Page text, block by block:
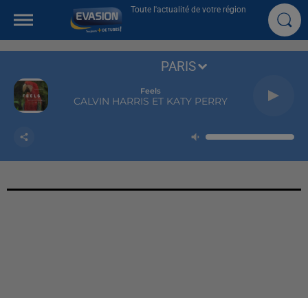
Toute l'actualité de votre région
Feels
CALVIN HARRIS ET KATY PERRY
PARIS